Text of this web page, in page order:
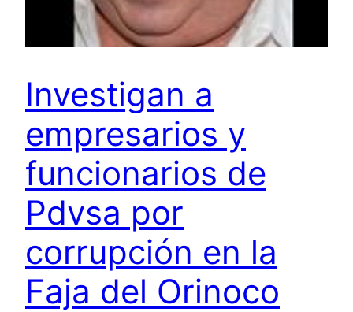
Investigan a
empresarios y
funcionarios de
Pdvsa por
corrupción en la
Faja del Orinoco